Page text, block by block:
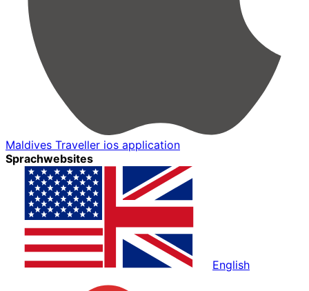
Maldives Traveller ios application
Sprachwebsites
English